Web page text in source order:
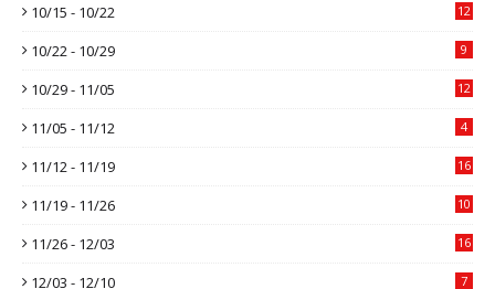
10/15 - 10/22 12
10/22 - 10/29 9
10/29 - 11/05 12
11/05 - 11/12 4
11/12 - 11/19 16
11/19 - 11/26 10
11/26 - 12/03 16
12/03 - 12/10 7